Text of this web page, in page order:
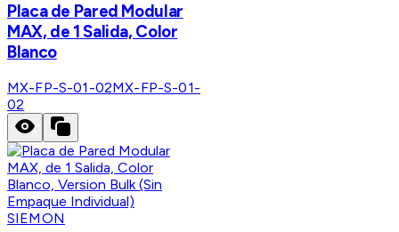
Placa de Pared Modular
MAX, de 1 Salida, Color
Blanco
MX-FP-S-01-02MX-FP-S-01-
02
SIEMON